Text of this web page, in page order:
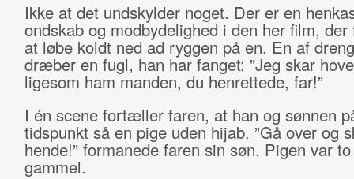
Ikke at det undskylder noget. Der er en
ondskab og modbydelighed i den her film,
at løbe koldt ned ad ryggen på en. En af
dræber en fugl, han har fanget: ”Jeg skar
ligesom ham manden, du henrettede, far!”
I én scene fortæller faren, at han og sønnen
tidspunkt så en pige uden hijab. ”Gå over og
hende!” formanede faren sin søn. Pigen var
gammel.